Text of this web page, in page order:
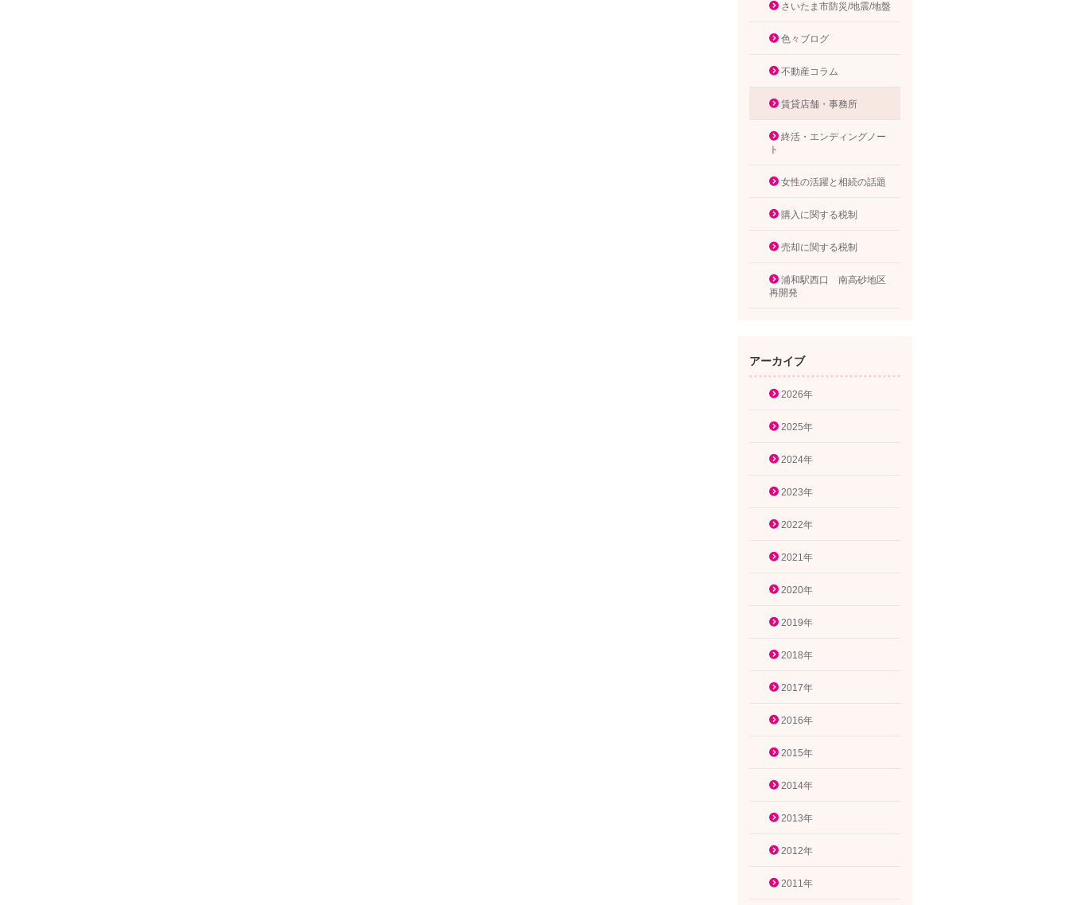
さいたま市防災/地震/地盤
色々ブログ
不動産コラム
賃貸店舗・事務所
終活・エンディングノー
ト
女性の活躍と相続の話題
購入に関する税制
売却に関する税制
浦和駅西口 南高砂地区
再開発
アーカイブ
2026年
2025年
2024年
2023年
2022年
2021年
2020年
2019年
2018年
2017年
2016年
2015年
2014年
2013年
2012年
2011年